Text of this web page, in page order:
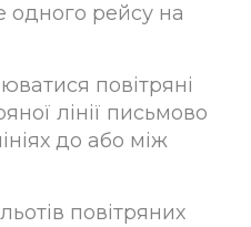
одного рейсу на
повітряні
лінії письмово
до або між
повітряних